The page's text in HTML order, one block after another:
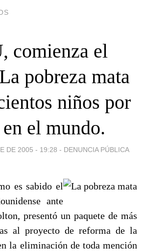
comienza el
pobreza mata
niños por
el mundo.
DE 2005 - 19:28 - DENUNCIA PÚBLICA
es sabido el
ante
presentó un paquete de más
al proyecto de reforma de la
la eliminación de toda mención